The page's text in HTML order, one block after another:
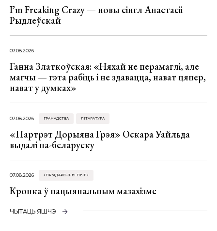
I’m Freaking Crazy — новы сінгл Анастасіі
Рыдлеўскай
07.08.2026
Ганна Златкоўская: «Няхай не перамаглі, але
магчы — гэта рабіць і не здавацца, нават цяпер,
нават у думках»
07.08.2026 ГРАМАДСТВА ЛІТАРАТУРА
«Партрэт Дорыяна Грэя» Оскара Уайльда
выдалі па-беларуску
07.08.2026 «ПРЫДАРОЖНЫ ПЫЛ»
Кропка ў нацыянальным мазахізме
ЧЫТАЦЬ ЯШЧЭ